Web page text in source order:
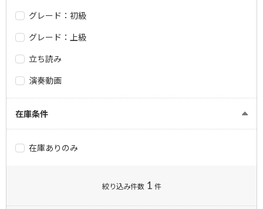
グレード：初級
グレード：上級
立ち読み
演奏動画
在庫条件
在庫ありのみ
絞り込み件数 1 件